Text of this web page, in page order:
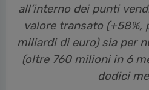
all’interno dei punti
valore transato (+58%,
miliardi di euro) sia per
(oltre 760 milioni in 6
dodici